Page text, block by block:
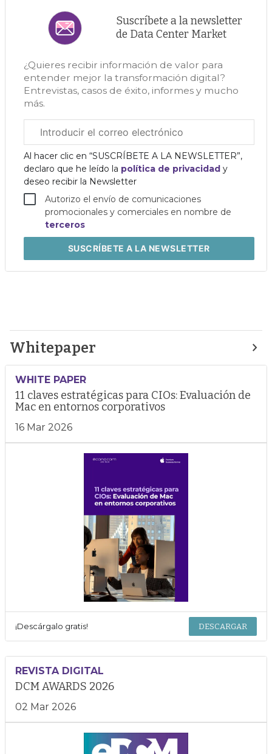
Suscríbete a la newsletter
de Data Center Market
¿Quieres recibir información de valor para
entender mejor la transformación digital?
Entrevistas, casos de éxito, informes y mucho
más.
electrónico
corporativo
Al hacer clic en “SUSCRÍBETE A LA NEWSLETTER”,
declaro que he leído la política de privacidad y
deseo recibir la Newsletter
Autorizo el envío de comunicaciones
promocionales y comerciales en nombre de
terceros
SUSCRÍBETEA LA NEWSLETTER
Whitepaper
WHITE PAPER
11 claves estratégicas para CIOs: Evaluación de
Mac en entornos corporativos
16 Mar 2026
¡Descárgalo gratis! DESCARGAR
REVISTA DIGITAL
DCM AWARDS 2026
02 Mar 2026